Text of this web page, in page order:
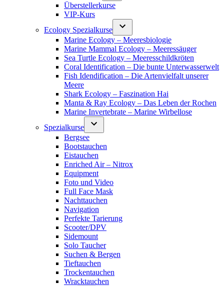
Überstellerkurse
VIP-Kurs
Ecology Spezialkurse
Marine Ecology – Meeresbiologie
Marine Mammal Ecology – Meeressäuger
Sea Turtle Ecology – Meeresschildkröten
Coral Identification – Die bunte Unterwasserwelt
Fish Idendification – Die Artenvielfalt unserer
Meere
Shark Ecology – Faszination Hai
Manta & Ray Ecology – Das Leben der Rochen
Marine Invertebrate – Marine Wirbellose
Spezialkurse
Bergsee
Bootstauchen
Eistauchen
Enriched Air – Nitrox
Equipment
Foto und Video
Full Face Mask
Nachttauchen
Navigation
Perfekte Tarierung
Scooter/DPV
Sidemount
Solo Taucher
Suchen & Bergen
Tieftauchen
Trockentauchen
Wracktauchen